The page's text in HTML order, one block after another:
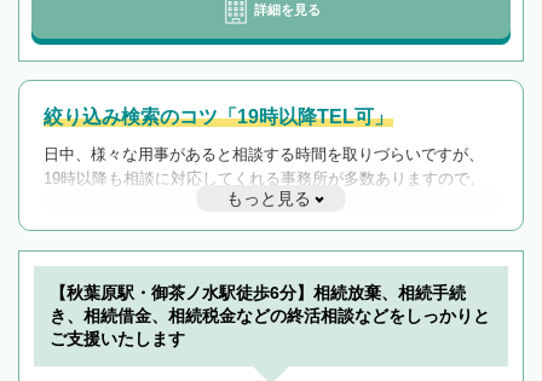
詳細を見る
絞り込み検索のコツ「19時以降TEL可」
日中、様々な用事があると相談する時間を取りづらいですが、
19時以降も相談に対応してくれる事務所が多数ありますので、
遅い時間の相談が増えそうな場合はそのような事務所に絞り込
んで検索してみましょう。
19時以降TEL可の条件
を加えて再検索
もっと見る
【秋葉原駅・御茶ノ水駅徒歩6分】相続放棄、相続手続
き、相続借金、相続税金などの終活相談などをしっかりと
ご支援いたします